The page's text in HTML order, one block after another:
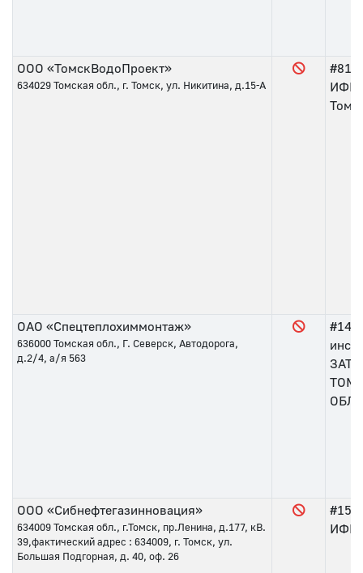
ООО «ТомскВодоПроект»
634029 Томская обл., г. Томск, ул. Никитина, д.15-А
#81
ОАО «Спецтеплохиммонтаж»
636000 Томская обл., Г. Северск, Автодорога,
д.2/4, а/я 563
#145
ООО «Сибнефтегазинновация»
634009 Томская обл., г.Томск, пр.Ленина, д.177, кВ.
39,фактический адрес : 634009, г. Томск, ул.
Большая Подгорная, д. 40, оф. 26
#151